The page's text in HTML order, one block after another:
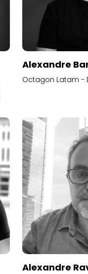
Alexandre
Octagon Latam -
Alexandre